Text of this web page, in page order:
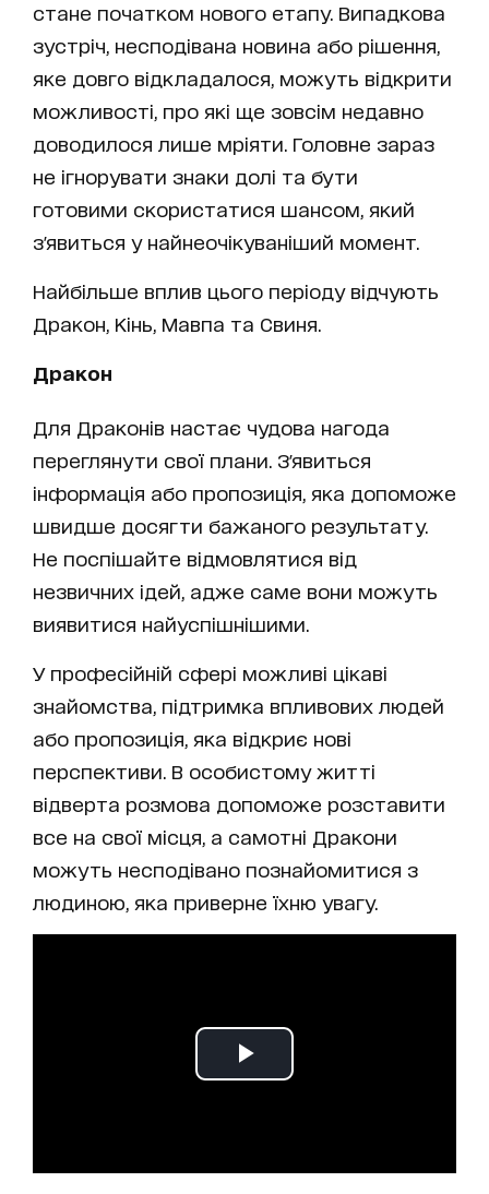
стане початком нового етапу. Випадкова
зустріч, несподівана новина або рішення,
яке довго відкладалося, можуть відкрити
можливості, про які ще зовсім недавно
доводилося лише мріяти. Головне зараз
не ігнорувати знаки долі та бути
готовими скористатися шансом, який
з'явиться у найнеочікуваніший момент.
Найбільше вплив цього періоду відчують
Дракон, Кінь, Мавпа та Свиня.
Дракон
Для Драконів настає чудова нагода
переглянути свої плани. З'явиться
інформація або пропозиція, яка допоможе
швидше досягти бажаного результату.
Не поспішайте відмовлятися від
незвичних ідей, адже саме вони можуть
виявитися найуспішнішими.
У професійній сфері можливі цікаві
знайомства, підтримка впливових людей
або пропозиція, яка відкриє нові
перспективи. В особистому житті
відверта розмова допоможе розставити
все на свої місця, а самотні Дракони
можуть несподівано познайомитися з
людиною, яка приверне їхню увагу.